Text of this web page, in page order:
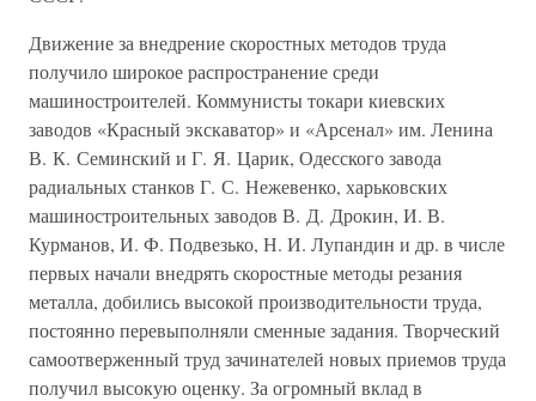
Движение за внедрение скоростных методов труда
получило широкое распространение среди
машиностроителей. Коммунисты токари киевских
заводов «Красный экскаватор» и «Арсенал» им. Ленина
В. К. Семинский и Г. Я. Царик, Одесского завода
радиальных станков Г. С. Нежевенко, харьковских
машиностроительных заводов В. Д. Дрокин, И. В.
Курманов, И. Ф. Подвезько, Н. И. Лупандин и др. в числе
первых начали внедрять скоростные методы резания
металла, добились высокой производительности труда,
постоянно перевыполняли сменные задания. Творческий
самоотверженный труд зачинателей новых приемов труда
получил высокую оценку. За огромный вклад в